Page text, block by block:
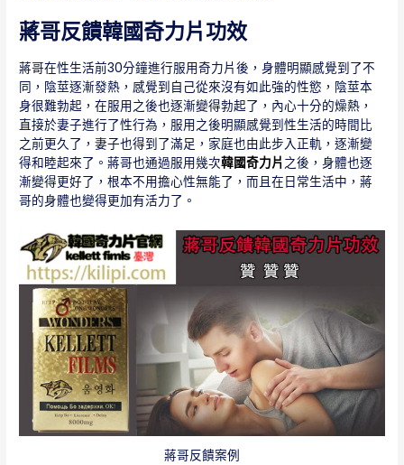
蔣哥反饋韓國奇力片功效
蔣哥在性生活前30分鐘進行服用奇力片後，身體明顯感覺到了不
同，陰莖逐漸發熱，感覺到自己從來沒有如此強的性慾，陰莖本
身很難勃起，在服用之後也逐漸變得勃起了，內心十分的燥熱，
直接於妻子進行了性行為，服用之後明顯感覺到性生活的時間比
之前更久了，妻子也得到了滿足，家庭也由此步入正軌，逐漸變
得和睦起來了。蔣哥也通過服用幾次韓國奇力片 之後，身體也逐
漸變得更好了，根本不用擔心性無能了，而且在日常生活中，蔣
哥的身體也變得更加有活力了。
蔣哥反饋案例